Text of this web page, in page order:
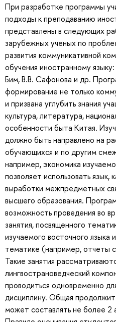
При разработке программы
подходы к преподаванию
представлены в следующих
зарубежных ученых по
развития коммуникативной
обучения иностранному
Бим, В.В. Сафонова и др.
формирование не только
и призвана углубить знания
культура, литература,
особенности быта Китая.
должно быть направлено на
обучающихся и по другим
например, экономика
позволяет использовать язык,
выработки межпредметных
высшего образования.
возможность проведения во
занятия, посвященного
изучаемого восточного языка
тематике (например, отчеты
Такие занятия
лингвострановедческий
проводиться одновременно
дисциплину. Общая
может составлять не более 2